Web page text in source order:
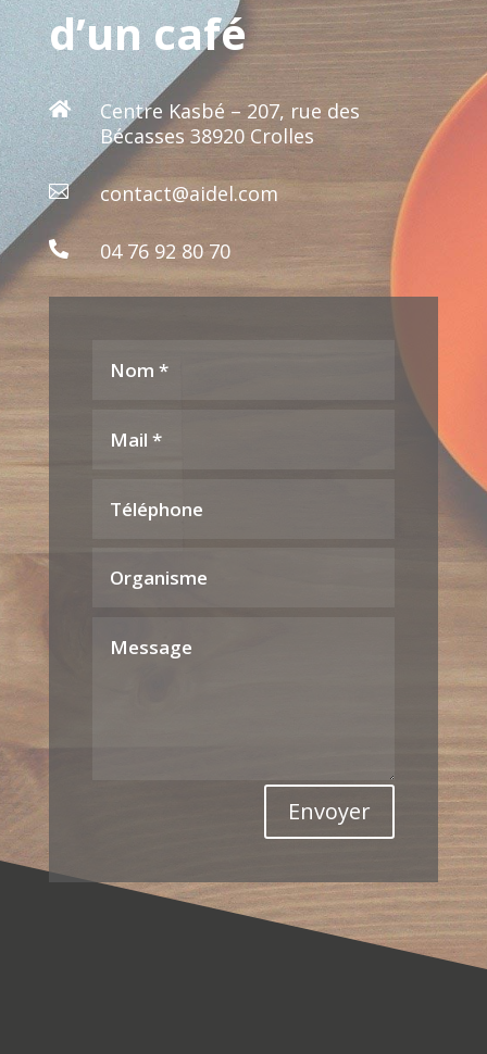
d’un café

Centre Kasbé – 207, rue des
Bécasses 38920 Crolles
 contact@aidel.com
 04 76 92 80 70
Envoyer